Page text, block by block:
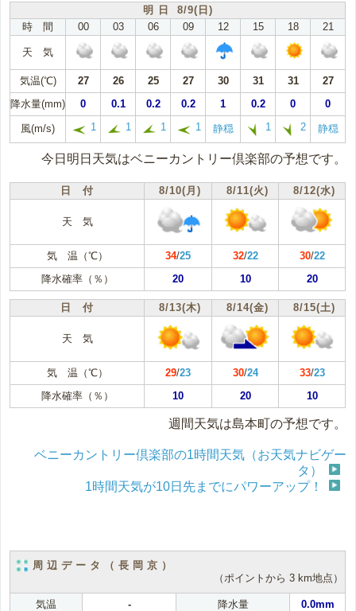
明 日 8/9(日)
時 間
00 03 06 09 12 15 18 21
天 気
気温(℃) 27 26 25 27 30 31 31
27
降水量(mm)
0 0.1 0.2 0.2 1 0.2 0 0
風(m/s) 1 1 1 1 静穏 1 2 静穏
今日明日天気はベニーカントリー倶楽部の予想です。
日 付 8/10(月) 8/11(火) 8/12(水)
天 気
気 温（℃） 34/25 32/22 30/22
降水確率（％）
20 10 20
日 付 8/13(木) 8/14(金) 8/15(土)
天 気
気 温（℃） 29/23 30/24 33/23
降水確率（％）
10 20 10
週間天気は島本町の予想です。
ベニーカントリー倶楽部の1時間天気（お天気ナビゲー
タ）
1時間天気が10日先までにパワーアップ！
周辺データ（長岡京）
（ポイントから 3 km地点）
気温 - 降水量
0.0mm